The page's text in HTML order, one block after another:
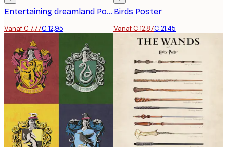
Entertaining dreamland Poster
Vanaf € 7,77€ 12,95
Birds Poster
Vanaf € 12,87€ 21,45